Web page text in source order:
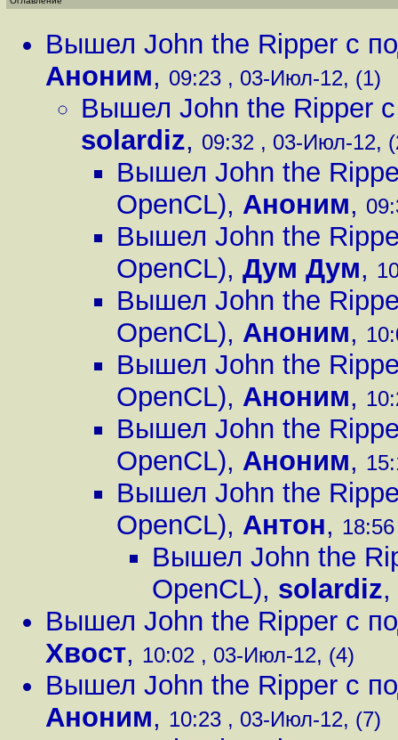
Вышел John the Ripper с
Аноним, 09:23 , 03-Июл-12, (1)
Вышел John the Ripper
solardiz, 09:32 , 03-Июл-12,
Вышел John the
OpenCL), Аноним,
Вышел John the
OpenCL), Дум Дум,
Вышел John the
OpenCL), Аноним,
Вышел John the
OpenCL), Аноним,
Вышел John the
OpenCL), Аноним,
Вышел John the
OpenCL), Антон,
Вышел John the
OpenCL), solardiz,
Вышел John the Ripper с
Хвост, 10:02 , 03-Июл-12, (4)
Вышел John the Ripper с
Аноним, 10:23 , 03-Июл-12, (7)